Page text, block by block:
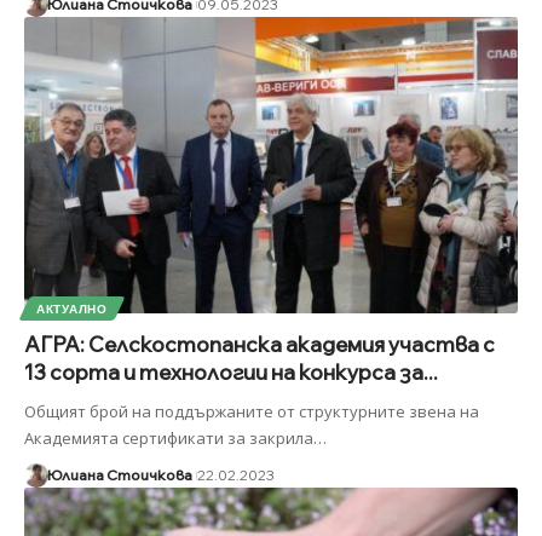
Юлиана Стоичкова 09.05.2023
АКТУАЛНО
АГРА: Селскостопанска академия участва с
13 сорта и технологии на конкурса за...
Общият брой на поддържаните от структурните звена на
Академията сертификати за закрила…
Юлиана Стоичкова 22.02.2023